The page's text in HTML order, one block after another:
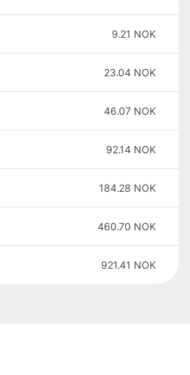
9.21 NOK
23.04 NOK
46.07 NOK
92.14 NOK
184.28 NOK
460.70 NOK
921.41 NOK